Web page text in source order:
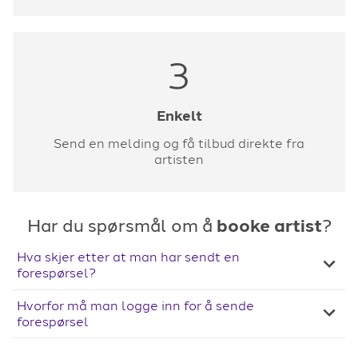
3
Enkelt
Send en melding og få tilbud direkte fra
artisten
Har du spørsmål om å booke artist?
Hva skjer etter at man har sendt en
forespørsel?
Hvorfor må man logge inn for å sende
forespørsel